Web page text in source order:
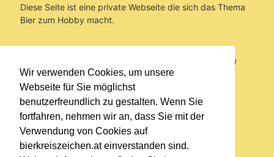
Wir verwenden Cookies, um unsere
Webseite für Sie möglichst
benutzerfreundlich zu gestalten. Wenn Sie
fortfahren, nehmen wir an, dass Sie mit der
Verwendung von Cookies auf
bierkreiszeichen.at einverstanden sind.
Diese Seite ist eine private Webseite die sich das Thema
Bier zum Hobby macht.
Sie befinden sich auf https://www.bierkreiszeichen.at/
im Pfad:Bierkreiszeichen/Gesammelte Biere
Erstellt: 2026-08-06
Links